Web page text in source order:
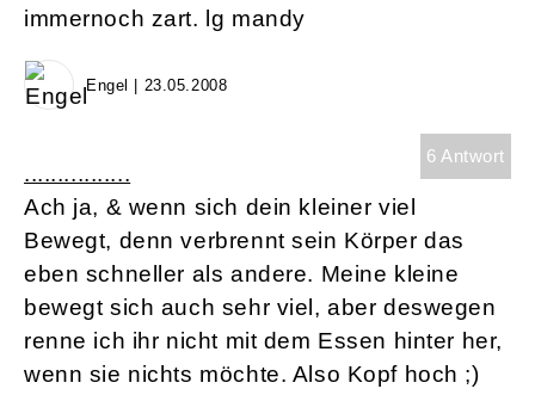
immernoch zart. lg mandy
Engel | 23.05.2008
6 Antwort
................
Ach ja, & wenn sich dein kleiner viel
Bewegt, denn verbrennt sein Körper das
eben schneller als andere. Meine kleine
bewegt sich auch sehr viel, aber deswegen
renne ich ihr nicht mit dem Essen hinter her,
wenn sie nichts möchte. Also Kopf hoch ;)